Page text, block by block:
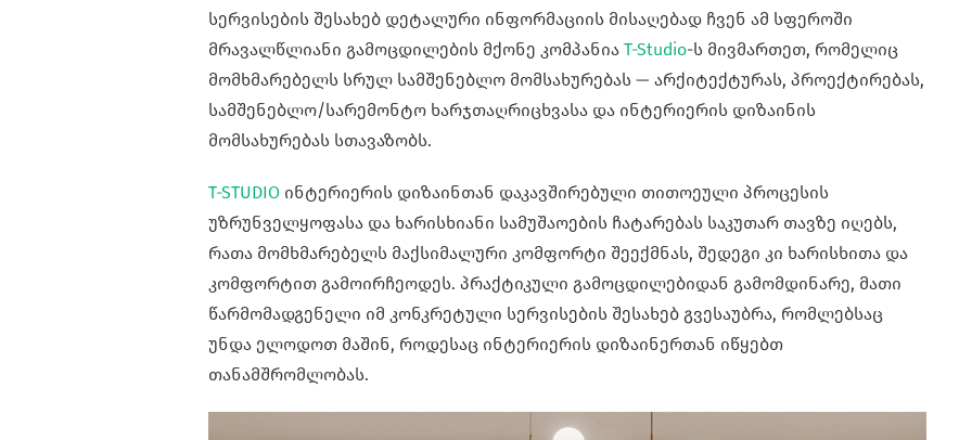
სერვისების შესახებ დეტალური ინფორმაციის მისაღებად ჩვენ ამ სფეროში
მრავალწლიანი გამოცდილების მქონე კომპანია T-Studio-ს მივმართეთ, რომელიც
მომხმარებელს სრულ სამშენებლო მომსახურებას — არქიტექტურას, პროექტირებას,
სამშენებლო/სარემონტო ხარჯთაღრიცხვასა და ინტერიერის დიზაინის
მომსახურებას სთავაზობს.
T-STUDIO ინტერიერის დიზაინთან დაკავშირებული თითოეული პროცესის
უზრუნველყოფასა და ხარისხიანი სამუშაოების ჩატარებას საკუთარ თავზე იღებს,
რათა მომხმარებელს მაქსიმალური კომფორტი შეექმნას, შედეგი კი ხარისხითა და
კომფორტით გამოირჩეოდეს. პრაქტიკული გამოცდილებიდან გამომდინარე, მათი
წარმომადგენელი იმ კონკრეტული სერვისების შესახებ გვესაუბრა, რომლებსაც
უნდა ელოდოთ მაშინ, როდესაც ინტერიერის დიზაინერთან იწყებთ
თანამშრომლობას.